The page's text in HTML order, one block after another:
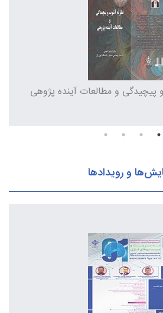
و مطالعات آینده پژوهی
و رویدادها